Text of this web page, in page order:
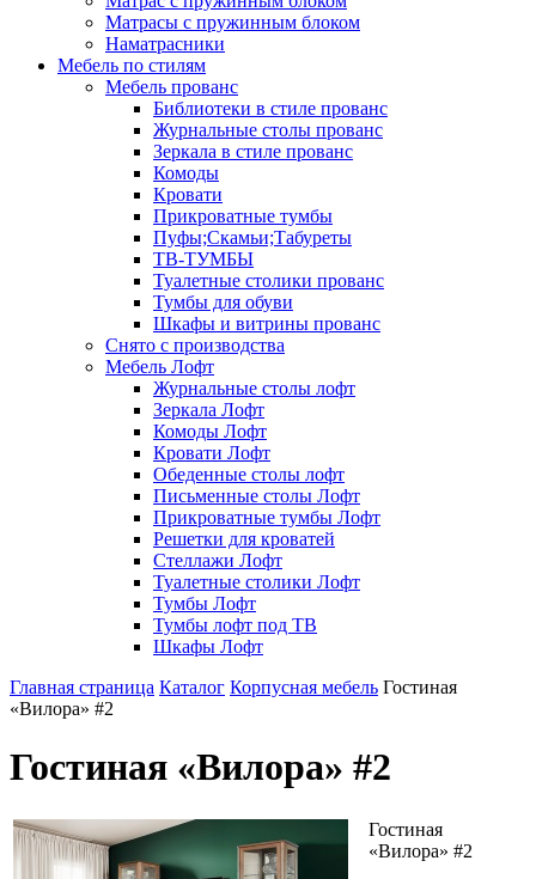
Матрасы с пружинным блоком
Наматрасники
Мебель по стилям
Мебель прованс
Библиотеки в стиле прованс
Журнальные столы прованс
Зеркала в стиле прованс
Комоды
Кровати
Прикроватные тумбы
Пуфы;Скамьи;Табуреты
ТВ-ТУМБЫ
Туалетные столики прованс
Тумбы для обуви
Шкафы и витрины прованс
Снято с производства
Мебель Лофт
Журнальные столы лофт
Зеркала Лофт
Комоды Лофт
Кровати Лофт
Обеденные столы лофт
Письменные столы Лофт
Прикроватные тумбы Лофт
Решетки для кроватей
Стеллажи Лофт
Туалетные столики Лофт
Тумбы Лофт
Тумбы лофт под ТВ
Шкафы Лофт
Главная страница Каталог Корпусная мебель Гостиная
«Вилора» #2
Гостиная «Вилора» #2
Гостиная
«Вилора» #2